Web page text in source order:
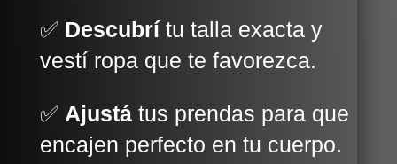
✅ Descubrítu talla exacta y
vestí ropa que te favorezca.
✅ Ajustátus prendas para que
encajen perfecto en tu cuerpo.